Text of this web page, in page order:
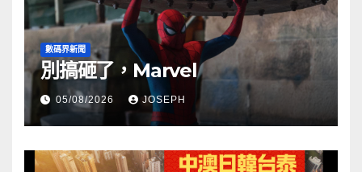
數碼界新聞
別搞砸了，Marvel
05/08/2026 JOSEPH